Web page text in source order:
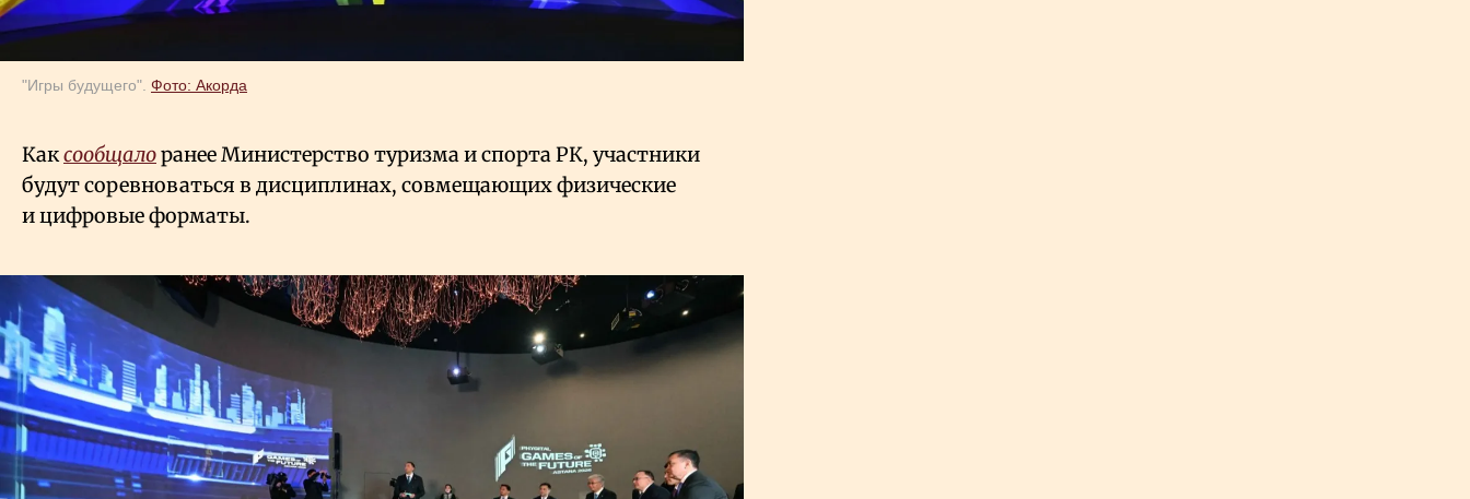
"Игры будущего". Фото: Акорда
Каксообщалоранее Министерство туризма и спорта РК, участники
будут соревноваться в дисциплинах, совмещающих физические
и цифровые форматы.